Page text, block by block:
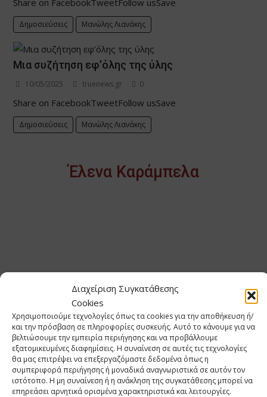
Διαχείριση Συγκατάθεσης
Cookies
Χρησιμοποιούμε τεχνολογίες όπως τα cookies για την αποθήκευση ή/
και την πρόσβαση σε πληροφορίες συσκευής. Αυτό το κάνουμε για να
βελτιώσουμε την εμπειρία περιήγησης και να προβάλλουμε
εξατομικευμένες διαφημίσεις. Η συναίνεση σε αυτές τις τεχνολογίες
θα μας επιτρέψει να επεξεργαζόμαστε δεδομένα όπως η
συμπεριφορά περιήγησης ή μοναδικά αναγνωριστικά σε αυτόν τον
ιστότοπο. Η μη συναίνεση ή η ανάκληση της συγκατάθεσης μπορεί να
επηρεάσει αρνητικά ορισμένα χαρακτηριστικά και λειτουργίες.
Share on FacebookTweetFollow usSave
Δημοσιεύσεις Μανώλης Λιανάκης
Μια συζήτηση εφ’όλης της ύλης
10/05/2025 truenews.gr 0
Share on FacebookTweetFollow usSave
Δημοσιεύσεις Μανώλης Λιανάκης
Έλενα Καράμπελα